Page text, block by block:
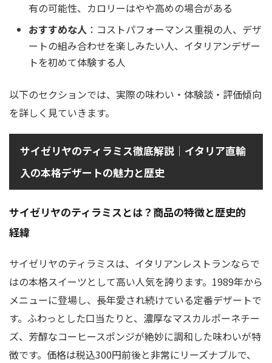
有の可能性、カロリーはやや高めの場合がある
おすすめな人 ：コストパフォーマンス重視の人、デザ
ートの組み合わせを楽しみたい人、イタリアンデザー
トを初めて体験する人
以下のセクションでは、実際の味わい・体験談・評価傾向
を詳しく見ていきます。
サイゼリヤのティラミス徹底解説｜イタリア直輸
入の本格デザートの魅力と歴史
サイゼリヤのティラミスとは？商品の特徴と歴史的
経緯
サイゼリヤのティラミスは、イタリアンレストランならで
はの本格スイーツとして高い人気を誇ります。1989年から
メニューに登場し、長年愛され続けている定番デザートで
す。ふわっとした口当たりと、濃厚なマスカルポーネチー
ズ、芳醇なコーヒースポンジが絶妙に調和した味わいが特
徴です。価格は税込300円前後と非常にリーズナブルで、